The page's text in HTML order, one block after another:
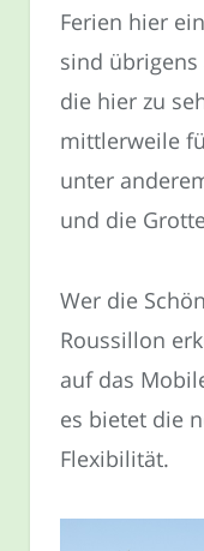
Ferien hier
sind
die hier zu
mittlerweile
unter
und die
Wer die
Roussillon
auf das
es bietet die
Flexibilität.